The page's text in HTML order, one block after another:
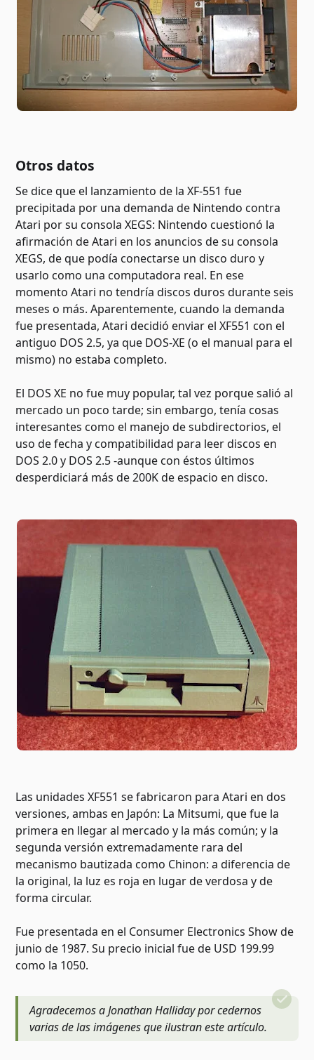
Otros datos
Se dice que el lanzamiento de la XF-551 fue
precipitada por una demanda de Nintendo contra
Atari por su consola XEGS: Nintendo cuestionó la
afirmación de Atari en los anuncios de su consola
XEGS, de que podía conectarse un disco duro y
usarlo como una computadora real. En ese
momento Atari no tendría discos duros durante seis
meses o más. Aparentemente, cuando la demanda
fue presentada, Atari decidió enviar el XF551 con el
antiguo DOS 2.5, ya que DOS-XE (o el manual para el
mismo) no estaba completo.
El DOS XE no fue muy popular, tal vez porque salió al
mercado un poco tarde; sin embargo, tenía cosas
interesantes como el manejo de subdirectorios, el
uso de fecha y compatibilidad para leer discos en
DOS 2.0 y DOS 2.5 -aunque con éstos últimos
desperdiciará más de 200K de espacio en disco.
Las unidades XF551 se fabricaron para Atari en dos
versiones, ambas en Japón: La Mitsumi, que fue la
primera en llegar al mercado y la más común; y la
segunda versión extremadamente rara del
mecanismo bautizada como Chinon: a diferencia de
la original, la luz es roja en lugar de verdosa y de
forma circular.
Fue presentada en el Consumer Electronics Show de
junio de 1987. Su precio inicial fue de USD 199.99
como la 1050.
Agradecemos a Jonathan Halliday por cedernos
varias de las imágenes que ilustran este artículo.